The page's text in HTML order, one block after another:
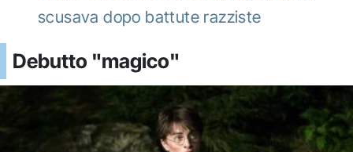
scusava dopo battute razziste
Debutto "magico"